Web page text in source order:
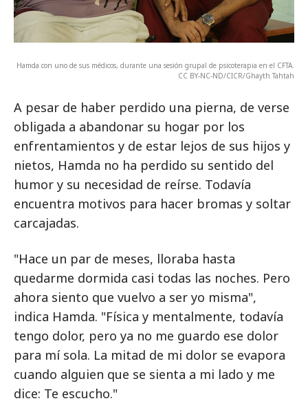
Hamda con uno de sus médicos, durante una sesión grupal de psicoterapia en el CFTA.
CC BY-NC-ND/CICR/Ghayth Tahtah
A pesar de haber perdido una pierna, de verse
obligada a abandonar su hogar por los
enfrentamientos y de estar lejos de sus hijos y
nietos, Hamda no ha perdido su sentido del
humor y su necesidad de reírse. Todavía
encuentra motivos para hacer bromas y soltar
carcajadas.
"Hace un par de meses, lloraba hasta
quedarme dormida casi todas las noches. Pero
ahora siento que vuelvo a ser yo misma",
indica Hamda. "Física y mentalmente, todavía
tengo dolor, pero ya no me guardo ese dolor
para mí sola. La mitad de mi dolor se evapora
cuando alguien que se sienta a mi lado y me
dice: Te escucho."